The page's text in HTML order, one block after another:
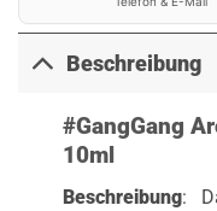
Beschreibung
#GangGang
10ml
Beschreibung: